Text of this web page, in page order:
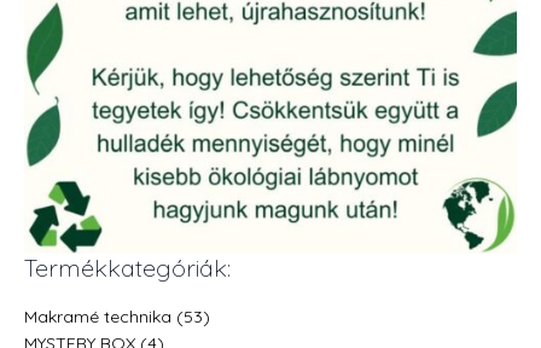
Termékkategóriák:
Makramé technika (53)